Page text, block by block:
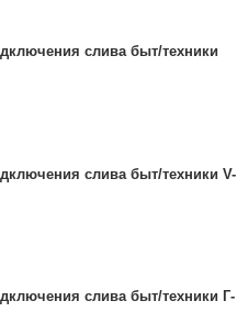
слива быт/техники
слива быт/техники V-
слива быт/техники Г-